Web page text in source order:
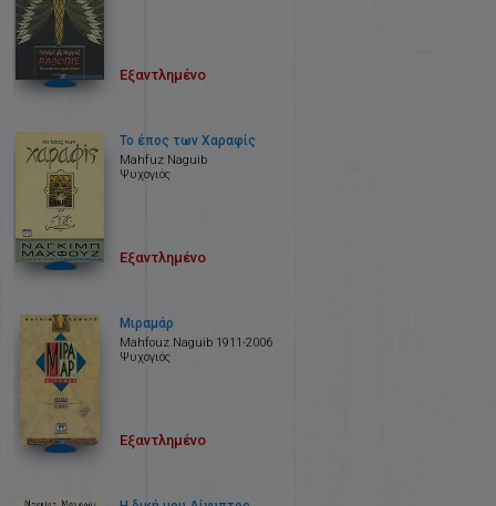
Εξαντλημένο
Το έπος των Χαραφίς
Mahfuz Naguib
Ψυχογιός
Εξαντλημένο
Μιραμάρ
Mahfοuz Naguib 1911-2006
Ψυχογιός
Εξαντλημένο